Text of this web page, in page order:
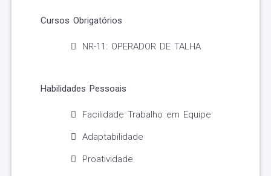
Cursos Obrigatórios
NR-11: OPERADOR DE TALHA
Habilidades Pessoais
Facilidade Trabalho em Equipe
Adaptabilidade
Proatividade